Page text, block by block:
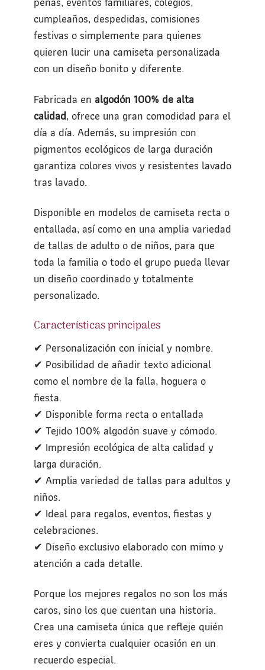
cumpleaños, despedidas, comisiones
festivas o simplemente para quienes
quieren lucir una camiseta personalizada
con un diseño bonito y diferente.
Fabricada en algodón 100% de alta
calidad, ofrece una gran comodidad para el
día a día. Además, su impresión con
pigmentos ecológicos de larga duración
garantiza colores vivos y resistentes lavado
tras lavado.
Disponible en modelos de camiseta recta o
entallada, así como en una amplia variedad
de tallas de adulto o de niños, para que
toda la familia o todo el grupo pueda llevar
un diseño coordinado y totalmente
personalizado.
Características principales
✔ Personalización con inicial y nombre.
✔ Posibilidad de añadir texto adicional
como el nombre de la falla, hoguera o
fiesta.
✔ Disponible forma recta o entallada
✔ Tejido 100% algodón suave y cómodo.
✔ Impresión ecológica de alta calidad y
larga duración.
✔ Amplia variedad de tallas para adultos y
niños.
✔ Ideal para regalos, eventos, fiestas y
celebraciones.
✔ Diseño exclusivo elaborado con mimo y
atención a cada detalle.
Porque los mejores regalos no son los más
caros, sino los que cuentan una historia.
Crea una camiseta única que refleje quién
eres y convierta cualquier ocasión en un
recuerdo especial.